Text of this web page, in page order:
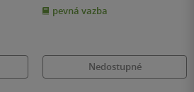
z
5
hvězdiček
pevná vazba
Nedostupné